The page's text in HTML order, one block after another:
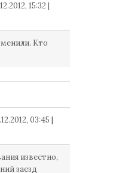
15:32 |
Кто
03:45 |
известно,
заезд